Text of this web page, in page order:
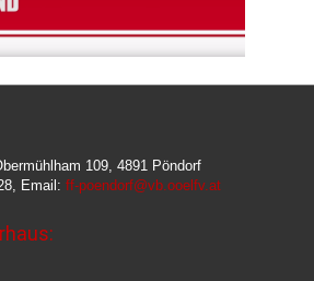
109, 4891 Pöndorf
Email: ff-poendorf@vb.ooelfv.at